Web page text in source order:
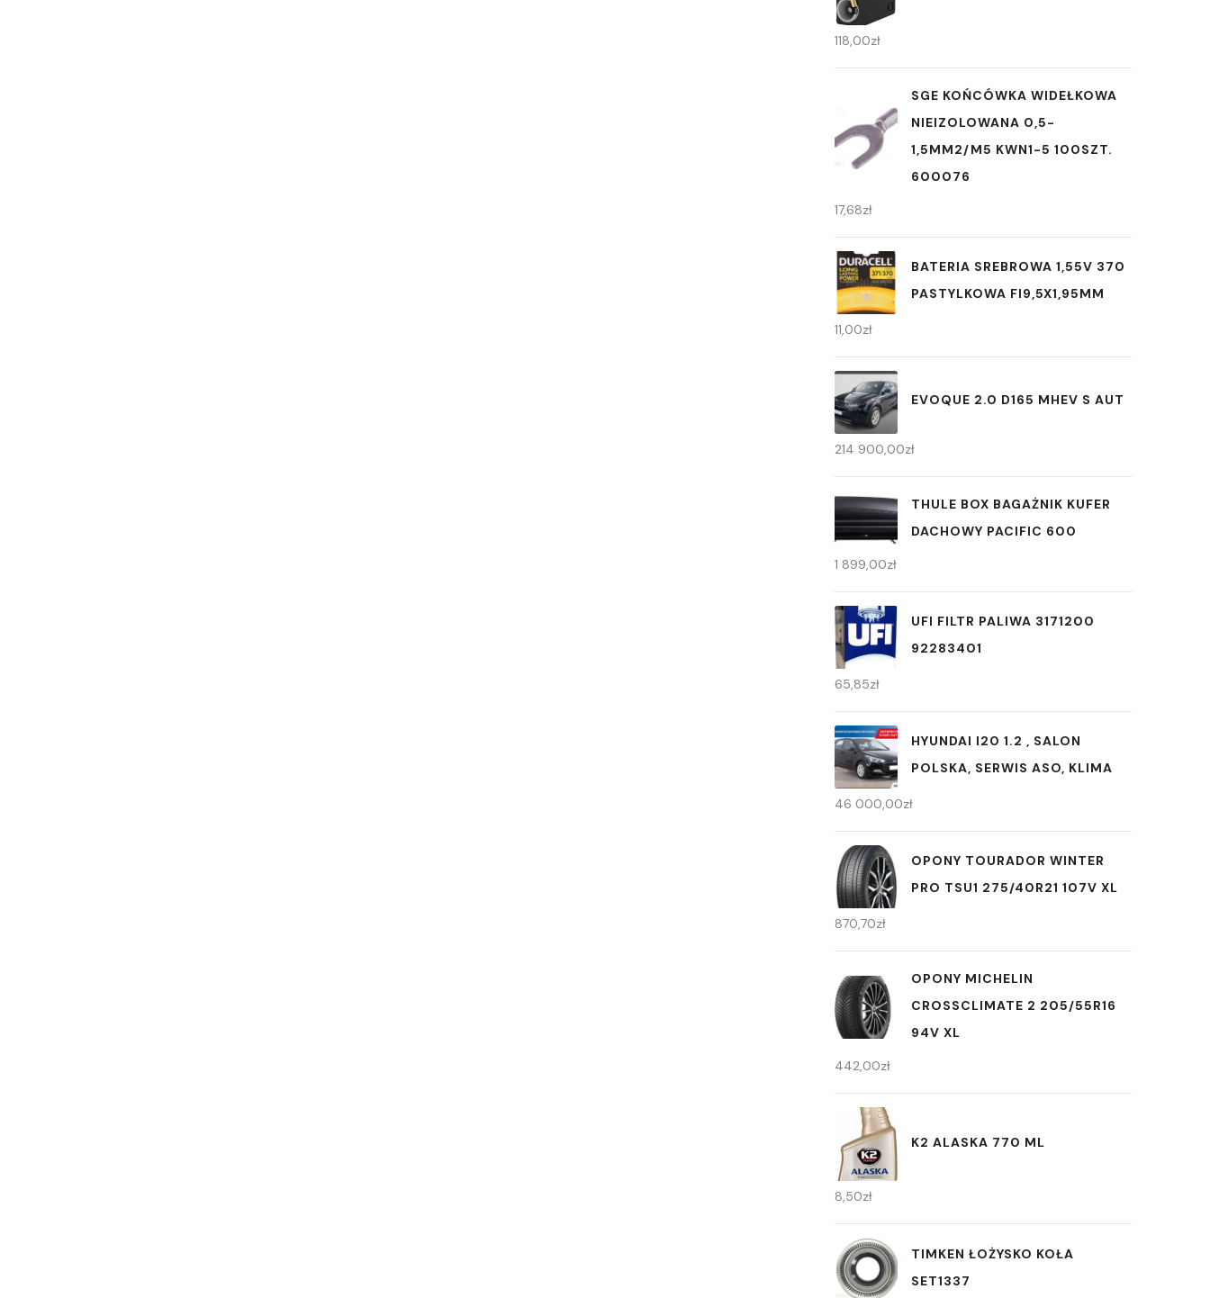
118,00zł
SGE KOŃCÓWKA WIDEŁKOWA
NIEIZOLOWANA 0,5-
1,5MM2/M5 KWN1-5 100SZT.
600076
17,68zł
BATERIA SREBROWA 1,55V 370
PASTYLKOWA FI9,5X1,95MM
11,00zł
EVOQUE 2.0 D165 MHEV S AUT
214 900,00zł
THULE BOX BAGAŻNIK KUFER
DACHOWY PACIFIC 600
1 899,00zł
UFI FILTR PALIWA 3171200
92283401
65,85zł
HYUNDAI I20 1.2 , SALON
POLSKA, SERWIS ASO, KLIMA
46 000,00zł
OPONY TOURADOR WINTER
PRO TSU1 275/40R21 107V XL
870,70zł
OPONY MICHELIN
CROSSCLIMATE 2 205/55R16
94V XL
442,00zł
K2 ALASKA 770 ML
8,50zł
TIMKEN ŁOŻYSKO KOŁA
SET1337